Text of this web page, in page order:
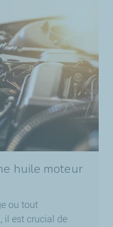
huile moteur
ou tout
il est crucial de